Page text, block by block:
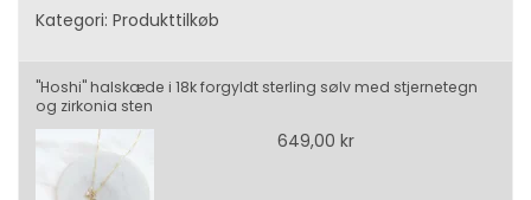
Kategori: Produkttilkøb
"Hoshi" halskæde i 18k forgyldt sterling sølv med stjernetegn
og zirkonia sten
649,00 kr